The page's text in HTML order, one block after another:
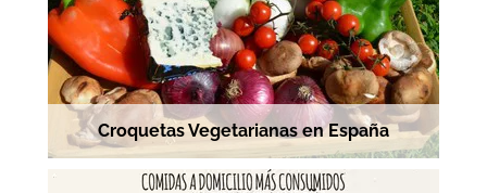
Croquetas Vegetarianas en España